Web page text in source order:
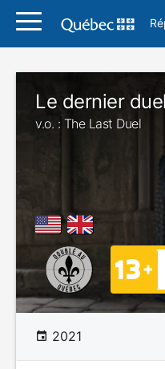
Le dernier
v.o. : The Last Duel
2021